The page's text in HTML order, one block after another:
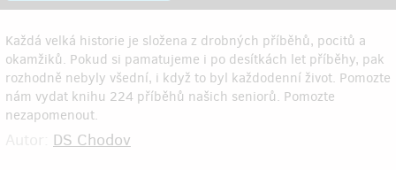
Každá velká historie je složena z drobných příběhů, pocitů a
okamžiků. Pokud si pamatujeme i po desítkách let příběhy, pak
rozhodně nebyly všední, i když to byl každodenní život. Pomozte
nám vydat knihu 224 příběhů našich seniorů. Pomozte
nezapomenout.
DS Chodov